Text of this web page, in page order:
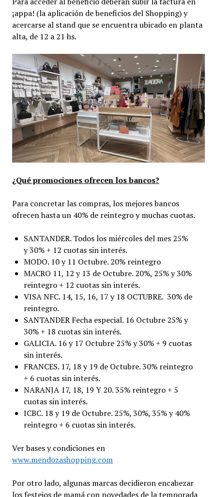
¡appa! (la aplicación de beneficios del Shopping) y
acercarse al stand que se encuentra ubicado en planta
alta, de 12 a 21 hs.
¿Qué promociones ofrecen los bancos?
Para concretar las compras, los mejores bancos
ofrecen hasta un 40% de reintegro y muchas cuotas.
SANTANDER. Todos los miércoles del mes 25%
y 30% + 12 cuotas sin interés.
MODO. 10 y 11 Octubre. 20% reintegro
MACRO 11, 12 y 13 de Octubre. 20%, 25% y 30%
reintegro + 12 cuotas sin interés.
VISA NFC. 14, 15, 16, 17 y 18 OCTUBRE. 30% de
reintegro.
SANTANDER Fecha especial. 16 Octubre 25% y
30% + 18 cuotas sin interés.
GALICIA. 16 y 17 Octubre 25% y 30% + 9 cuotas
sin interés.
FRANCES. 17, 18 y 19 de Octubre. 30% reintegro
+ 6 cuotas sin interés.
NARANJA 17, 18, 19 Y 20. 35% reintegro + 5
cuotas sin interés.
ICBC. 18 y 19 de Octubre. 25%, 30%, 35% y 40%
reintegro + 6 cuotas sin interés.
Ver bases y condiciones en
www.mendozashopping.com
Por otro lado, algunas marcas decidieron encabezar
los festejos de mamá con novedades de la temporada